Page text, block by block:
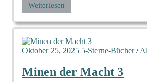
Weiterlesen
Oktober 25, 2025 5-Sterne-Bücher/
Minen der Macht 3